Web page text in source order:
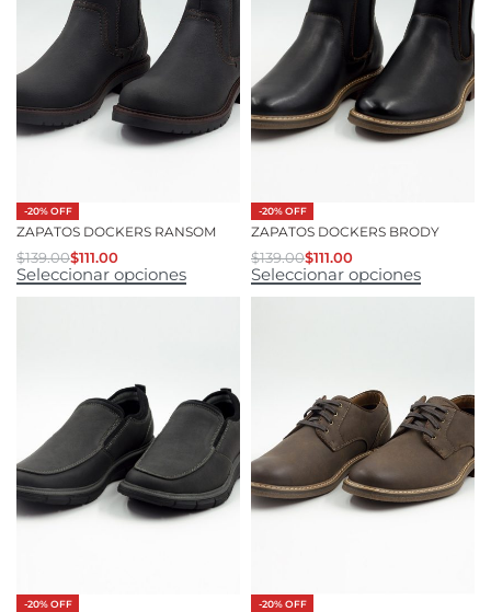
-20% OFF
ZAPATOS DOCKERS RANSOM
$139.00$111.00
Seleccionar opciones
-20% OFF
ZAPATOS DOCKERS BRODY
$139.00$111.00
Seleccionar opciones
-20% OFF -20% OFF